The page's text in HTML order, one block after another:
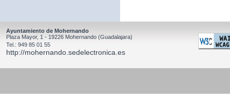
Ayuntamiento de Mohernando
Plaza Mayor, 1 - 19226 Mohernando (Guadalajara)
Tel.: 949 85 01 55
http://mohernando.sedelectronica.es